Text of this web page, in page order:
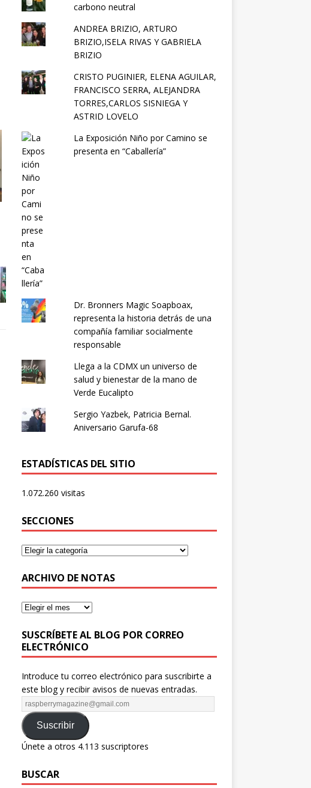
carbono neutral
ANDREA BRIZIO, ARTURO
BRIZIO,ISELA RIVAS Y GABRIELA
BRIZIO
CRISTO PUGINIER, ELENA AGUILAR,
FRANCISCO SERRA, ALEJANDRA
TORRES,CARLOS SISNIEGA Y
ASTRID LOVELO
La Exposición Niño por Camino se
presenta en “Caballería”
Dr. Bronners Magic Soapboax,
representa la historia detrás de una
compañía familiar socialmente
responsable
Llega a la CDMX un universo de
salud y bienestar de la mano de
Verde Eucalipto
Sergio Yazbek, Patricia Bernal.
Aniversario Garufa-68
ESTADÍSTICAS DEL SITIO
1.072.260 visitas
SECCIONES
ARCHIVO DE NOTAS
SUSCRÍBETE AL BLOG POR CORREO
ELECTRÓNICO
Introduce tu correo electrónico para suscribirte a
este blog y recibir avisos de nuevas entradas.
Suscribir
Únete a otros 4.113 suscriptores
BUSCAR